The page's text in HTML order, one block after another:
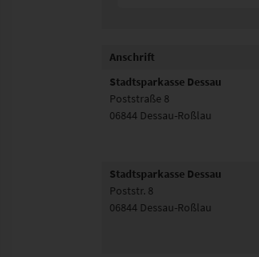
Anschrift
Stadtsparkasse Dessau
Poststraße 8
06844 Dessau-Roßlau
Stadtsparkasse Dessau
Poststr. 8
06844 Dessau-Roßlau